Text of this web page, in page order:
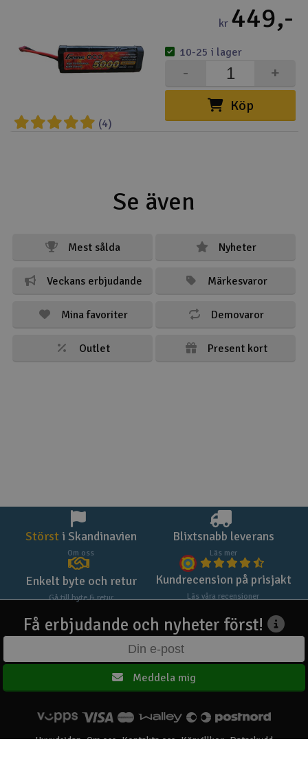
(4)
kr 449,-
Köp
+
-
10-25 i lager
Se även
Mest sålda Nyheter
Veckans erbjudande Märkesvaror
Mina favoriter Demovaror
Outlet Present kort
Störst i Skandinavien
Om oss
Blixtsnabb leverans
Läs mer
Enkelt byte och retur
Gå till byte & retur
Kundrecension på prisjakt
Läs våra recensioner
Få erbjudande och nyheter först!
Meddela mig
Huvudsidan Om oss Kontakta oss Köpvillkor Dataskydd